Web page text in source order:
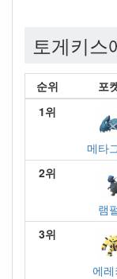
토게키스
순위 포
1위
메타
2위
램
3위
에